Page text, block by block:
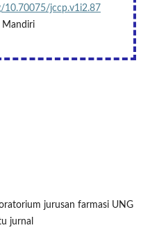
10.70075/jccp.v1i2.87
Mandiri
jurusan farmasi UNG
jurnal